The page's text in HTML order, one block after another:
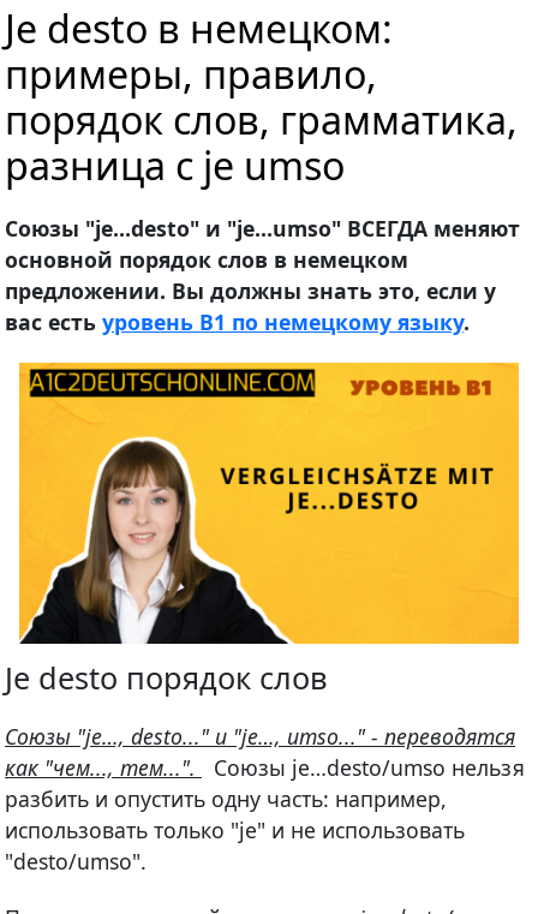
Je desto в немецком:
примеры, правило,
порядок слов, грамматика,
разница с je umso
Союзы "je…desto" и "je…umso" ВСЕГДА меняют
основной порядок слов в немецком
предложении. Вы должны знать это, если у
вас есть уровень B1 по немецкому языку.
Je desto порядок слов
Cоюзы "je…, desto..." и "je…, umso..." - переводятся
как "чем..., тем...".
Союзы je…desto/umso нельзя
разбить и опустить одну часть: например,
использовать только "je" и не использовать
"desto/umso".